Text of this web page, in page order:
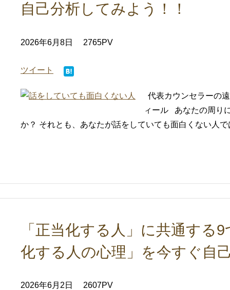
自己分析してみよう！！
2026年6月8日 2765PV
ツイート
代表カウンセラーの
ィール あなたの周り
か？ それとも、あなたが話をしていても面白くない人
「正当化する人」に共通する
化する人の心理」を今すぐ自
2026年6月2日 2607PV